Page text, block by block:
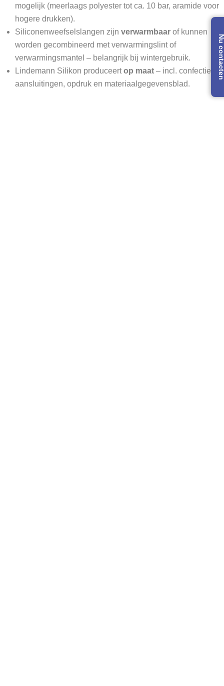
Nu
mogelijk (meerlaags polyester tot ca. 10 bar, aramide voor
hogere drukken).
Siliconenweefselslangen zijn verwarmbaar of kunnen
worden gecombineerd met verwarmingslint of
verwarmingsmantel – belangrijk bij wintergebruik.
Lindemann Silikon produceertop maat – incl. confectie,
aansluitingen, opdruk en materiaalgegevensblad.